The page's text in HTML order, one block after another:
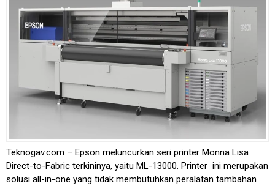
Teknogav.com – Epson meluncurkan seri printer Monna Lisa
Direct-to-Fabric terkininya, yaitu ML-13000. Printer ini merupakan
solusi all-in-one yang tidak membutuhkan peralatan tambahan